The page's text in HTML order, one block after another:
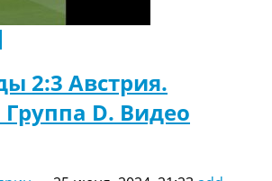
2:3 Австрия.
D. Видео